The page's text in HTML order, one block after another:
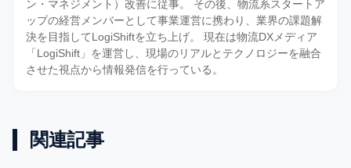
ン・マネジメント）改善に従事。 その後、物流系スタートア
ップの経営メンバーとして事業運営に携わり、業界の課題解
決を目指してLogiShiftを立ち上げ。 現在は物流DXメディア
「LogiShift」を運営し、現場のリアルとテクノロジーを融合
させた視点から情報発信を行っている。
関連記事